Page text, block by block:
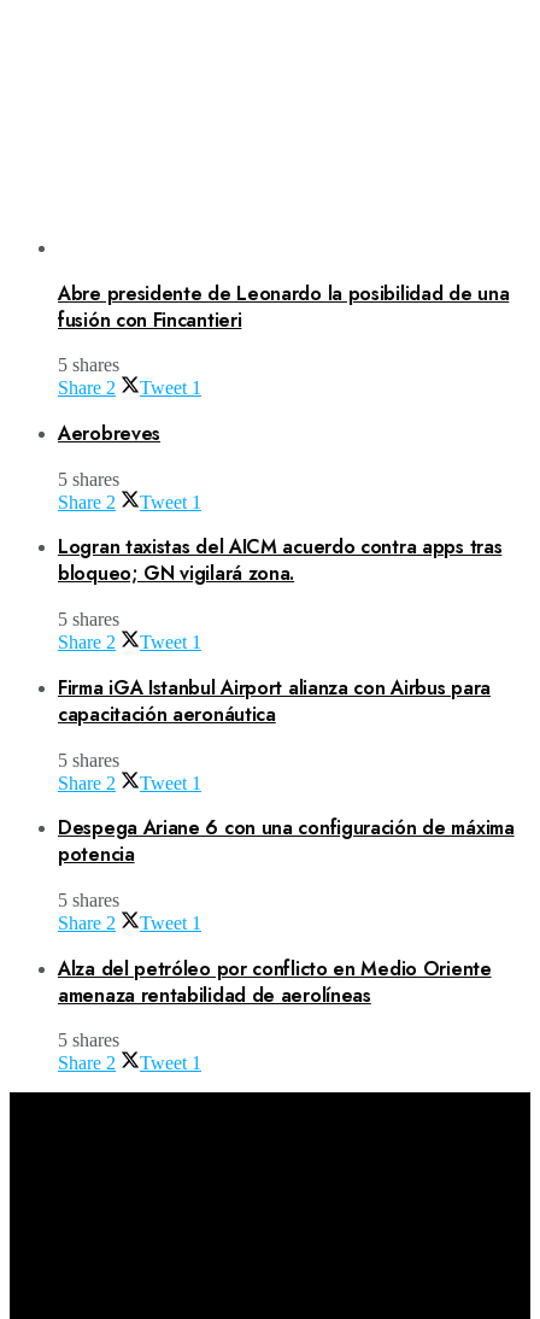
Abre presidente de Leonardo la posibilidad de una
fusión con Fincantieri
5 shares
Share 2 Tweet 1
Aerobreves
5 shares
Share 2 Tweet 1
Logran taxistas del AICM acuerdo contra apps tras
bloqueo; GN vigilará zona.
5 shares
Share 2 Tweet 1
Firma iGA Istanbul Airport alianza con Airbus para
capacitación aeronáutica
5 shares
Share 2 Tweet 1
Despega Ariane 6 con una configuración de máxima
potencia
5 shares
Share 2 Tweet 1
Alza del petróleo por conflicto en Medio Oriente
amenaza rentabilidad de aerolíneas
5 shares
Share 2 Tweet 1